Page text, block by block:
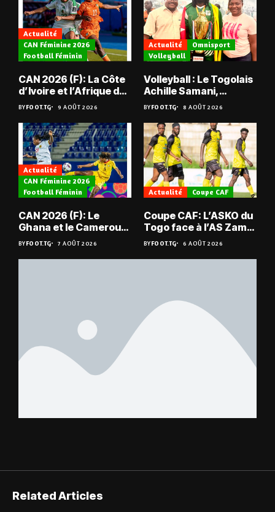
Actualité
CAN Féminine 2026
Football Féminin
CAN 2026 (F): La Côte
d’Ivoire et l’Afrique du
Sud tombent
BYFOOT.TG 9 AOÛT 2026
Actualité
Omnisport
Volleyball
Volleyball : Le Togolais
Achille Samani,
champion du Bénin !
BYFOOT.TG 8 AOÛT 2026
Actualité
CAN Féminine 2026
Football Féminin
CAN 2026 (F): Le
Ghana et le Cameroun
en quarts
BYFOOT.TG 7 AOÛT 2026
Actualité Coupe CAF
Coupe CAF: L’ASKO du
Togo face à l’AS Zam
du Niger
BYFOOT.TG 6 AOÛT 2026
Related Articles